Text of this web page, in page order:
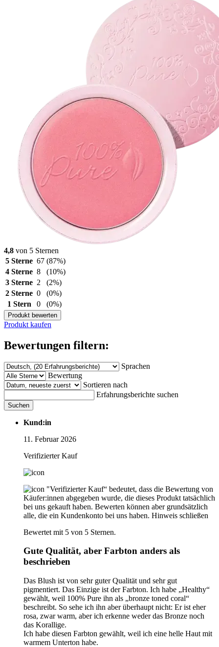
4,8 von 5 Sternen
5 Sterne 67 (87%)
4 Sterne 8
(10%)
3 Sterne 2
(2%)
2 Sterne 0
(0%)
1 Stern
0 (0%)
Produkt bewerten
Produkt kaufen
Bewertungen filtern:
Sprachen
Bewertung
Sortieren nach
Erfahrungsberichte suchen
Suchen
Kund:in
11. Februar 2026
Verifizierter Kauf
"Verifizierter Kauf“ bedeutet, dass die Bewertung von
Käufer:innen abgegeben wurde, die dieses Produkt tatsächlich
bei uns gekauft haben. Bewerten können aber grundsätzlich
alle, die ein Kundenkonto bei uns haben. Hinweis schließen
Bewertet mit 5 von 5 Sternen.
Gute Qualität, aber Farbton anders als
beschrieben
Das Blush ist von sehr guter Qualität und sehr gut
pigmentiert. Das Einzige ist der Farbton. Ich habe „Healthy“
gewählt, weil 100% Pure ihn als „bronze toned coral“
beschreibt. So sehe ich ihn aber überhaupt nicht: Er ist eher
rosa, zwar warm, aber ich erkenne weder das Bronze noch
das Korallige.
Ich habe diesen Farbton gewählt, weil ich eine helle Haut mit
warmem Unterton habe.